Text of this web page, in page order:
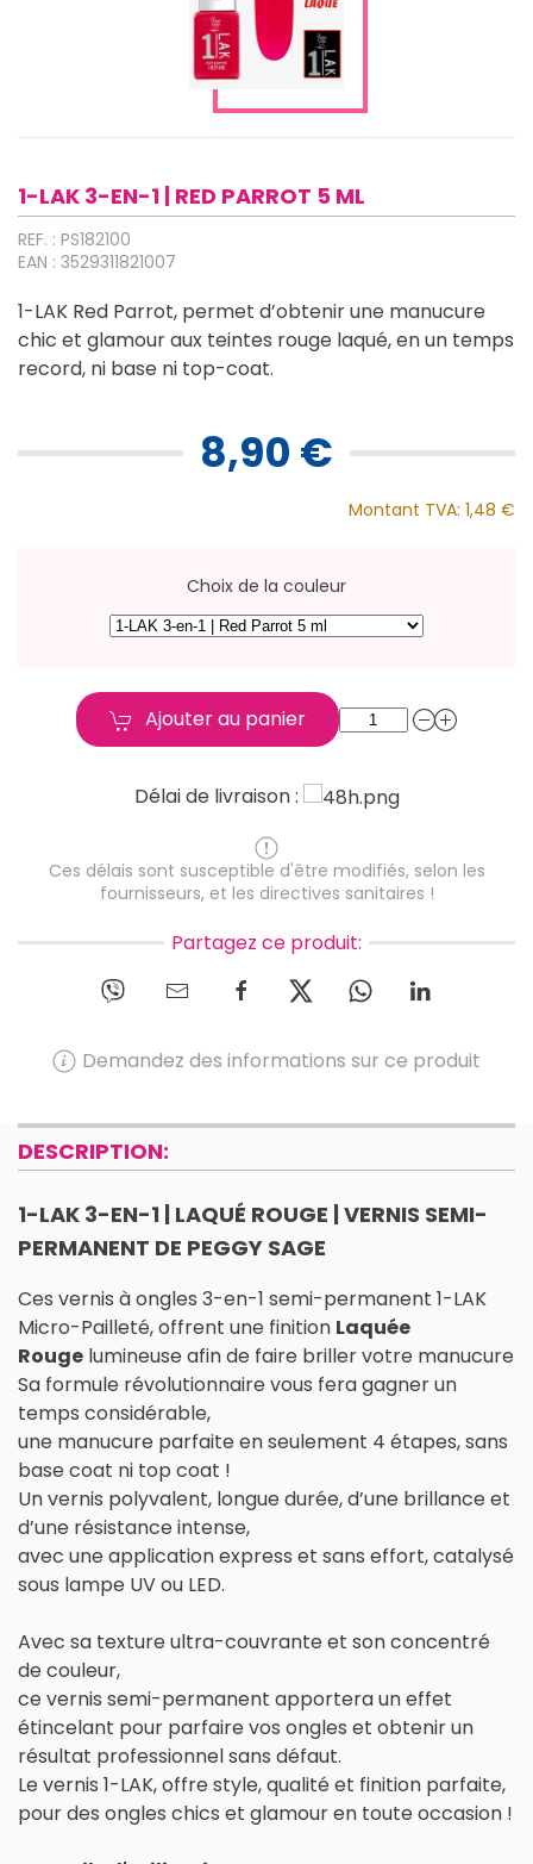
1-LAK 3-EN-1 | RED PARROT 5 ML
REF. : PS182100
EAN : 3529311821007
1-LAK Red Parrot, permet d’obtenir une manucure
chic et glamour aux teintes rouge laqué, en un temps
record, ni base ni top-coat.
8,90 €
Montant TVA: 1,48 €
Choix de la couleur
Ajouter au panier
Délai de livraison :
Ces délais sont susceptible d'être modifiés, selon les
fournisseurs, et les directives sanitaires !
Partagez ce produit:
Demandez des informations sur ce produit
DESCRIPTION:
1-LAK 3-EN-1 | LAQUÉ ROUGE | VERNIS SEMI-
PERMANENT DE PEGGY SAGE
Ces vernis à ongles 3-en-1 semi-permanent 1-LAK
Micro-Pailleté, offrent une finition Laquée
Rouge lumineuse afin de faire briller votre manucure
Sa formule révolutionnaire vous fera gagner un
temps considérable,
une manucure parfaite en seulement 4 étapes, sans
base coat ni top coat !
Un vernis polyvalent, longue durée, d’une brillance et
d’une résistance intense,
avec une application express et sans effort, catalysé
sous lampe UV ou LED.
Avec sa texture ultra-couvrante et son concentré
de couleur,
ce vernis semi-permanent apportera un effet
étincelant pour parfaire vos ongles et obtenir un
résultat professionnel sans défaut.
Le vernis 1-LAK, offre style, qualité et finition parfaite,
pour des ongles chics et glamour en toute occasion !